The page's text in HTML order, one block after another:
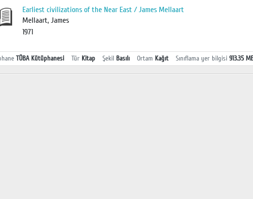
Earliest civilizations of the Near East / James Mellaart
Mellaart, James
1971
TÜBA Kütüphanesi Tür Kitap Şekil Basılı Ortam Kağıt Sınıflama yer bilgisi 913.35